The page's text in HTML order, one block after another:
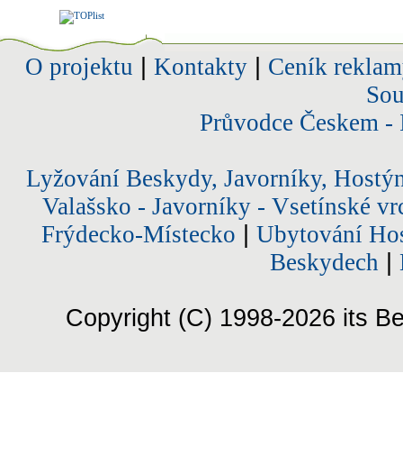
O projektu Kontakty| Ceník
Průvodce Českem
Lyžování Beskydy, Javorníky,
Valašsko - Javorníky - Vsetínské
Frýdecko-Místecko
Ubytování
Beskydech
Copyright (C) 1998-2026 its